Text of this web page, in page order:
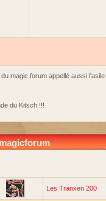
magic forum appellé aussi
du Kitsch !!!
Les Tranxen 200